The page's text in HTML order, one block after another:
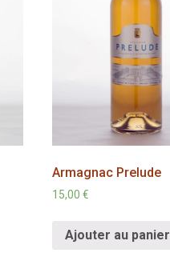
Armagnac Prelude
15,00€
Ajouter au panier